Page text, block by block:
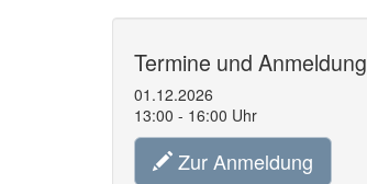
Termine und Anmeldung
01.12.2026
13:00 - 16:00 Uhr
Zur Anmeldung